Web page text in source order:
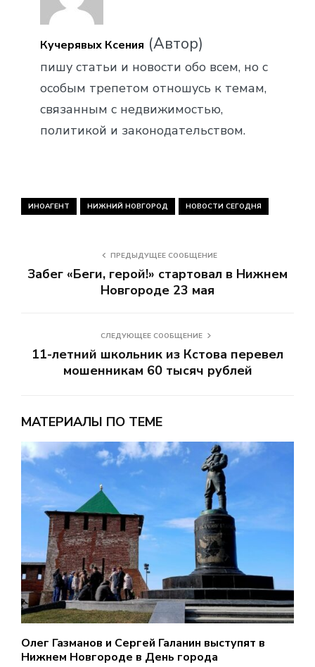
Кучерявых Ксения (Автор)
пишу статьи и новости обо всем, но с
особым трепетом отношусь к темам,
связанным с недвижимостью,
политикой и законодательством.
ИНОАГЕНТ НИЖНИЙ НОВГОРОД НОВОСТИ СЕГОДНЯ
ПРЕДЫДУЩЕЕ СООБЩЕНИЕ
Забег «Беги, герой!» стартовал в Нижнем
Новгороде 23 мая
СЛЕДУЮЩЕЕ СООБЩЕНИЕ
11-летний школьник из Кстова перевел
мошенникам 60 тысяч рублей
МАТЕРИАЛЫ ПО ТЕМЕ
Олег Газманов и Сергей Галанин выступят в
Нижнем Новгороде в День города